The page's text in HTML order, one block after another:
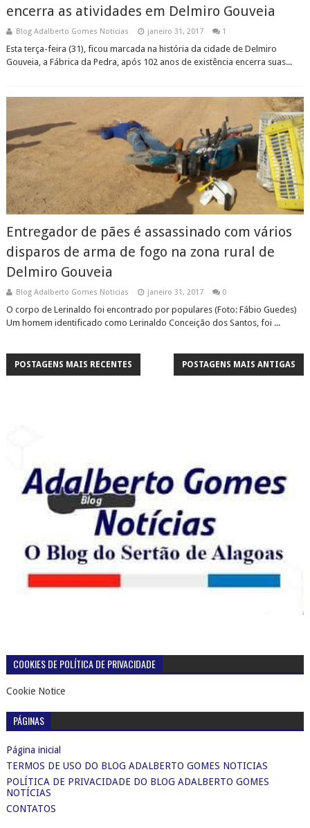
encerra as atividades em Delmiro Gouveia
Blog Adalberto Gomes Noticias janeiro 31, 2017 1
Esta terça-feira (31), ficou marcada na história da cidade de Delmiro
Gouveia, a Fábrica da Pedra, após 102 anos de existência encerra suas...
Entregador de pães é assassinado com vários
disparos de arma de fogo na zona rural de
Delmiro Gouveia
Blog Adalberto Gomes Noticias janeiro 31, 2017 0
O corpo de Lerinaldo foi encontrado por populares (Foto: Fábio Guedes)
Um homem identificado como Lerinaldo Conceição dos Santos, foi ...
POSTAGENS MAIS RECENTES POSTAGENS MAIS ANTIGAS
COOKIES DE POLÍTICA DE PRIVACIDADE
Cookie Notice
PÁGINAS
Página inicial
TERMOS DE USO DO BLOG ADALBERTO GOMES NOTICIAS
POLÍTICA DE PRIVACIDADE DO BLOG ADALBERTO GOMES
NOTÍCIAS
CONTATOS